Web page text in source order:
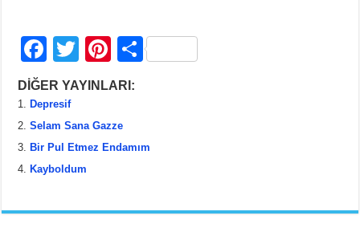
F
a
c
e
b
o
o
T
wi
er
Pi
nt
e
st
S
DİĞER YAYINLARI:
Depresif
Selam Sana Gazze
Bir Pul Etmez Endamım
Kayboldum